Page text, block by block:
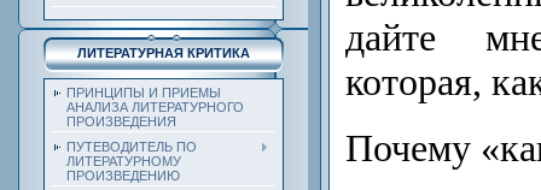
ЛИТЕРАТУРНАЯ КРИТИКА
ПРИНЦИПЫ И ПРИЕМЫ
АНАЛИЗА ЛИТЕРАТУРНОГО
ПРОИЗВЕДЕНИЯ
ПУТЕВОДИТЕЛЬ ПО
ЛИТЕРАТУРНОМУ
ПРОИЗВЕДЕНИЮ
дайте
которая,
Почему